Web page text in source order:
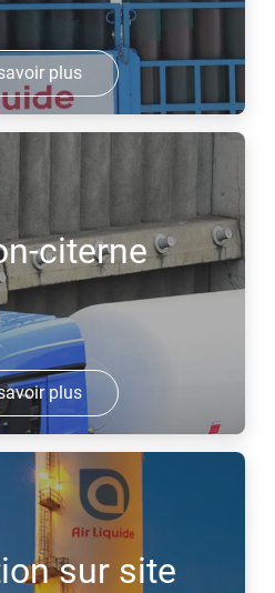
plus
citerne
plus
sur site